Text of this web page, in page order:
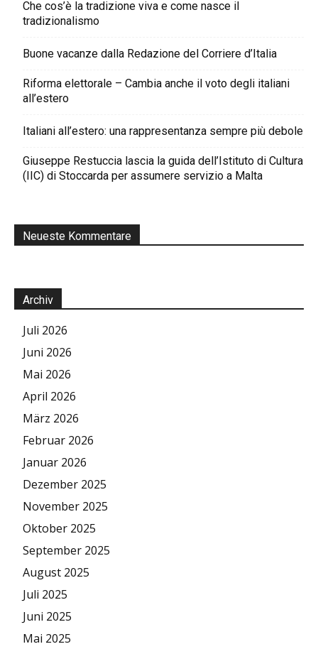
Che cos’è la tradizione viva e come nasce il
tradizionalismo
Buone vacanze dalla Redazione del Corriere d’Italia
Riforma elettorale – Cambia anche il voto degli italiani
all’estero
Italiani all’estero: una rappresentanza sempre più debole
Giuseppe Restuccia lascia la guida dell’Istituto di Cultura
(IIC) di Stoccarda per assumere servizio a Malta
Neueste Kommentare
Archiv
Juli 2026
Juni 2026
Mai 2026
April 2026
März 2026
Februar 2026
Januar 2026
Dezember 2025
November 2025
Oktober 2025
September 2025
August 2025
Juli 2025
Juni 2025
Mai 2025